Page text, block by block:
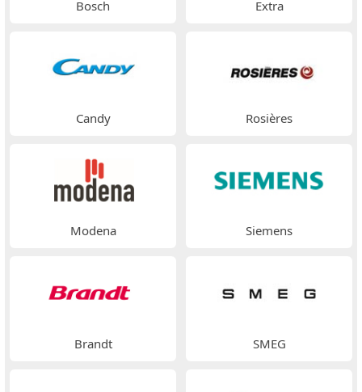
Bosch Extra
Candy Rosières
Modena Siemens
Brandt SMEG